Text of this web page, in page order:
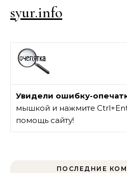
syur.info
Увидели ошибку-
мышкой и нажмите
помощь сайту!
ПОСЛЕДНИЕ